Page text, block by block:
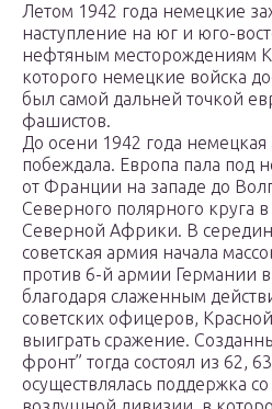
Летом 1942 года немецкие
наступление на юг и юго-
нефтяным месторождениям
которого немецкие войска
был самой дальней точкой
фашистов.
До осени 1942 года
побеждала. Европа пала под
от Франции на западе до
Северного полярного круга
Северной Африки. В
советская армия начала
против 6-й армии Германии в
благодаря слаженным
советских офицеров,
выиграть сражение.
фронт” тогда состоял из 62,
осуществлялась поддержка